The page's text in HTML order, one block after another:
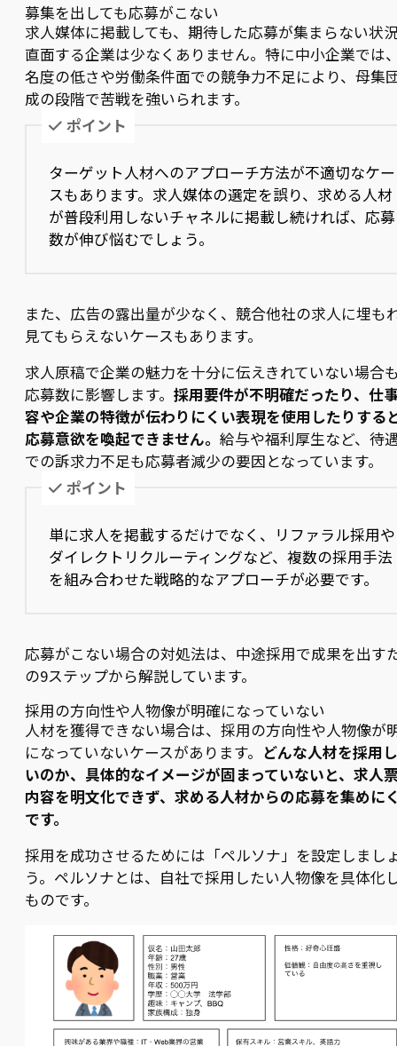
募集を出しても応募がこない
求人媒体に掲載しても、期待した応募が集まらない状
直面する企業は少なくありません。特に中小企業では
名度の低さや労働条件面での競争力不足により、母集
成の段階で苦戦を強いられます。
ポイント
ターゲット人材へのアプローチ方法が不適切なケー
スもあります。求人媒体の選定を誤り、求める人材
が普段利用しないチャネルに掲載し続ければ、応募
数が伸び悩むでしょう。
また、広告の露出量が少なく、競合他社の求人に埋も
見てもらえないケースもあります。
求人原稿で企業の魅力を十分に伝えきれていない場合
応募数に影響します。 採用要件が不明確だったり、仕
容や企業の特徴が伝わりにくい表現を使用したりする
応募意欲を喚起できません。 給与や福利厚生など、待
での訴求力不足も応募者減少の要因となっています。
ポイント
単に求人を掲載するだけでなく、リファラル採用や
ダイレクトリクルーティングなど、複数の採用手法
を組み合わせた戦略的なアプローチが必要です。
応募がこない場合の対処法は、中途採用で成果を出す
の9ステップから解説しています。
採用の方向性や人物像が明確になっていない
人材を獲得できない場合は、採用の方向性や人物像が
になっていないケースがあります。 どんな人材を採用
いのか、具体的なイメージが固まっていないと、求人
内容を明文化できず、求める人材からの応募を集めに
です。
採用を成功させるためには「ペルソナ」を設定しまし
う。ペルソナとは、自社で採用したい人物像を具体化
ものです。